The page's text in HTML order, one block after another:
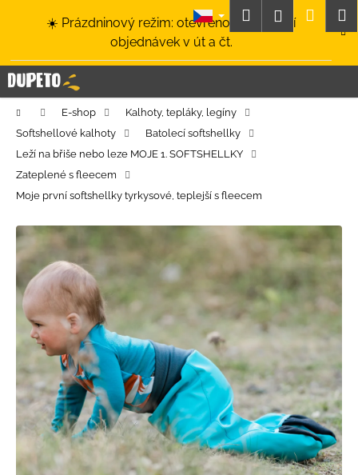
☀️ Prázdninový režim: otevřeno a odesílání
objednávek v út a čt.
HledatPřihlášení
Domů E-shop
Kalhoty, tepláky, legíny
Softshellové kalhoty
Batolecí softshellky
Leží na břiše nebo leze MOJE 1. SOFTSHELLKY
Zateplené s fleecem
Moje první softshellky tyrkysové, teplejší s fleecem
í
k C
o
p
o
t
ř
b
u
j
e
e
a
j
í
t
?